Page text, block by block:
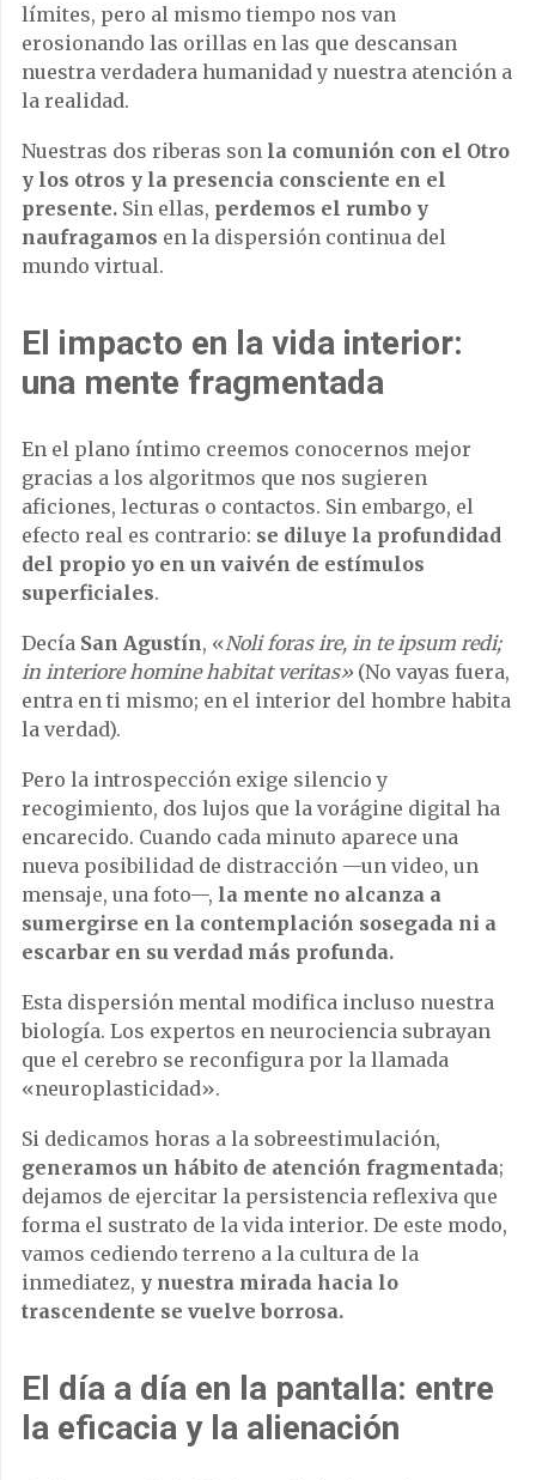
límites, pero al mismo tiempo nos van
erosionando las orillas en las que descansan
nuestra verdadera humanidad y nuestra atención a
la realidad.
Nuestras dos riberas son la comunión con el Otro
y los otros y la presencia consciente en el
presente. Sin ellas, perdemos el rumbo y
naufragamos en la dispersión continua del
mundo virtual.
El impacto en la vida interior:
una mente fragmentada
En el plano íntimo creemos conocernos mejor
gracias a los algoritmos que nos sugieren
aficiones, lecturas o contactos. Sin embargo, el
efecto real es contrario: se diluye la profundidad
del propio yo en un vaivén de estímulos
superficiales.
Decía San Agustín, «Noli foras ire, in te ipsum redi;
in interiore homine habitat veritas» (No vayas fuera,
entra en ti mismo; en el interior del hombre habita
la verdad).
Pero la introspección exige silencio y
recogimiento, dos lujos que la vorágine digital ha
encarecido. Cuando cada minuto aparece una
nueva posibilidad de distracción —un video, un
mensaje, una foto—, la mente no alcanza a
sumergirse en la contemplación sosegada ni a
escarbar en su verdad más profunda.
Esta dispersión mental modifica incluso nuestra
biología. Los expertos en neurociencia subrayan
que el cerebro se reconfigura por la llamada
«neuroplasticidad».
Si dedicamos horas a la sobreestimulación,
generamos un hábito de atención fragmentada;
dejamos de ejercitar la persistencia reflexiva que
forma el sustrato de la vida interior. De este modo,
vamos cediendo terreno a la cultura de la
inmediatez, y nuestra mirada hacia lo
trascendente se vuelve borrosa.
El día a día en la pantalla: entre
la eficacia y la alienación